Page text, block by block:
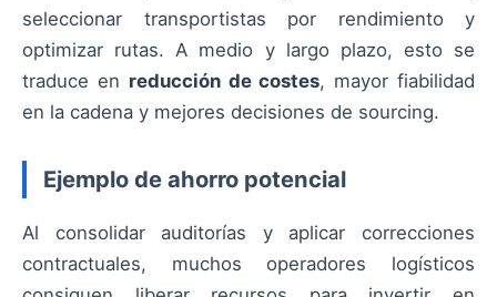
seleccionar transportistas por rendimiento y
optimizar rutas. A medio y largo plazo, esto se
traduce en reducción de costes, mayor fiabilidad
en la cadena y mejores decisiones de sourcing.
Ejemplo de ahorro potencial
Al consolidar auditorías y aplicar correcciones
contractuales, muchos operadores logísticos